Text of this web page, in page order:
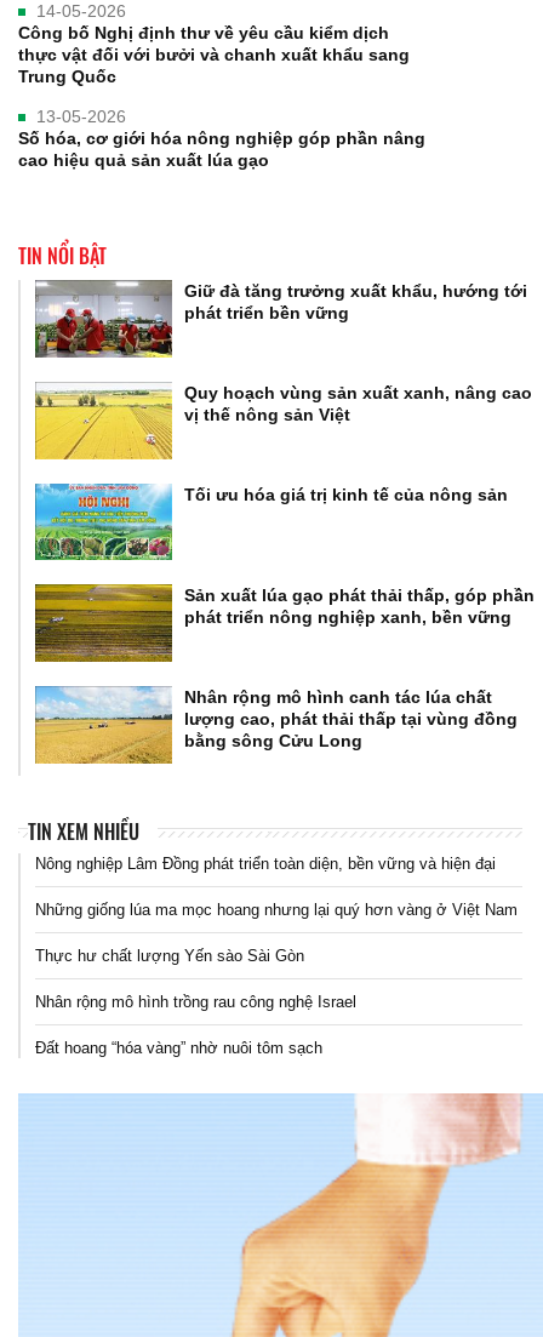
14-05-2026
Công bố Nghị định thư về yêu cầu kiểm dịch
thực vật đối với bưởi và chanh xuất khẩu sang
Trung Quốc
13-05-2026
Số hóa, cơ giới hóa nông nghiệp góp phần nâng
cao hiệu quả sản xuất lúa gạo
TIN NỔI BẬT
Giữ đà tăng trưởng xuất khẩu, hướng tới
phát triển bền vững
Quy hoạch vùng sản xuất xanh, nâng cao
vị thế nông sản Việt
Tối ưu hóa giá trị kinh tế của nông sản
Sản xuất lúa gạo phát thải thấp, góp phần
phát triển nông nghiệp xanh, bền vững
Nhân rộng mô hình canh tác lúa chất
lượng cao, phát thải thấp tại vùng đồng
bằng sông Cửu Long
TIN XEM NHIỀU
Nông nghiệp Lâm Đồng phát triển toàn diện, bền vững và hiện đại
Những giống lúa ma mọc hoang nhưng lại quý hơn vàng ở Việt Nam
Thực hư chất lượng Yến sào Sài Gòn
Nhân rộng mô hình trồng rau công nghệ Israel
Đất hoang “hóa vàng” nhờ nuôi tôm sạch